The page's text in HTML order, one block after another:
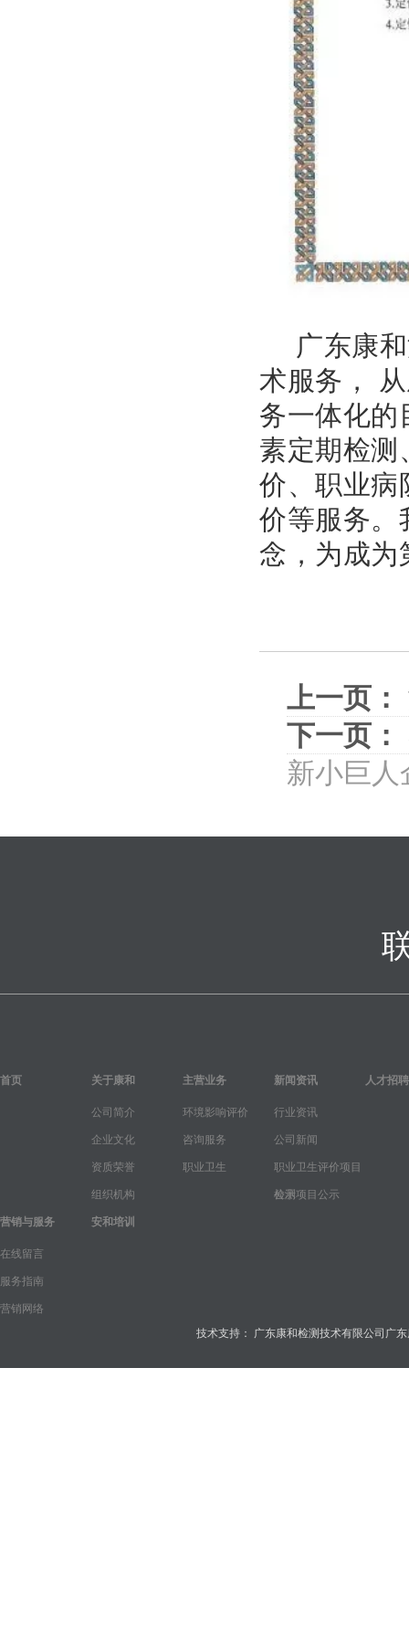
广东康
术服务，
务一体化的
素定期检测
价、职业病
价等服务。
念，为成为
上一页：
下一页：
新小巨人
首页 关于康和
公司简介
企业文化
资质荣誉
组织机构
主营业务
环境影响评价
咨询服务
职业卫生
新闻资讯
行业资讯
公司新闻
职业卫生评价项目
公示
检测项目公示
人才招聘
营销与服务
在线留言
服务指南
营销网络
安和培训
技术支持： 广东康和检测技术有限公司 广